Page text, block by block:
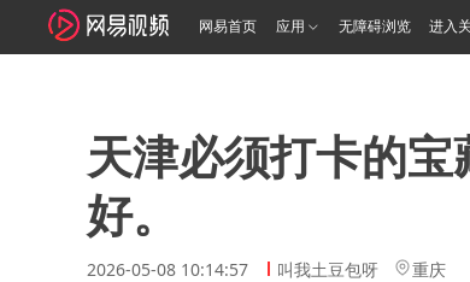
网易首页 应用 无障碍浏览 进入
天津必须打卡的
好。
2026-05-08 10:14:57 叫我土豆包呀 重庆